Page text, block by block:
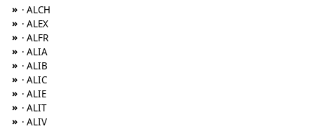
» · ALCH
» · ALEX
» · ALFR
» · ALIA
» · ALIB
» · ALIC
» · ALIE
» · ALIT
» · ALIV